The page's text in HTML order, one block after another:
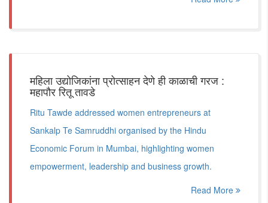
महिला उद्योजिकांना प्रोत्साहन देणे ही काळाची गरज :
महापौर रितू तावडे
Ritu Tawde addressed women entrepreneurs at
Sankalp Te Samruddhi organised by the Hindu
Economic Forum in Mumbai, highlighting women
empowerment, leadership and business growth.
Read More